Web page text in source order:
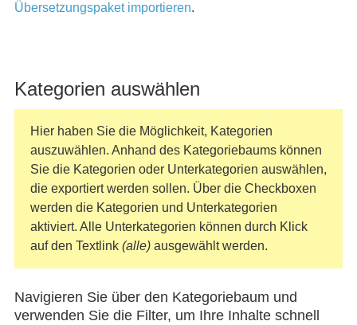
Übersetzungspaket importieren.
Kategorien auswählen
Hier haben Sie die Möglichkeit, Kategorien
auszuwählen. Anhand des Kategoriebaums können
Sie die Kategorien oder Unterkategorien auswählen,
die exportiert werden sollen. Über die Checkboxen
werden die Kategorien und Unterkategorien
aktiviert. Alle Unterkategorien können durch Klick
auf den Textlink (alle)ausgewählt werden.
Navigieren Sie über den Kategoriebaum und
verwenden Sie die Filter, um Ihre Inhalte schnell